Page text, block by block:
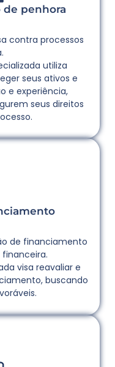
de penhora
contra processos
utiliza
seus ativos e
e experiência,
seus direitos
de financiamento
visa reavaliar e
buscando